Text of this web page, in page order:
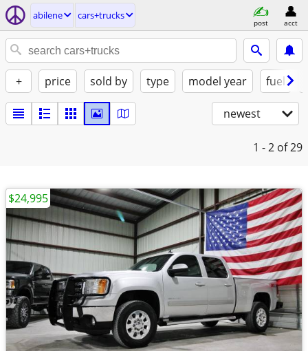
abilene cars+trucks
post acct
+ price sold by type model year fuel
newest
1 - 2 of 29
$24,995